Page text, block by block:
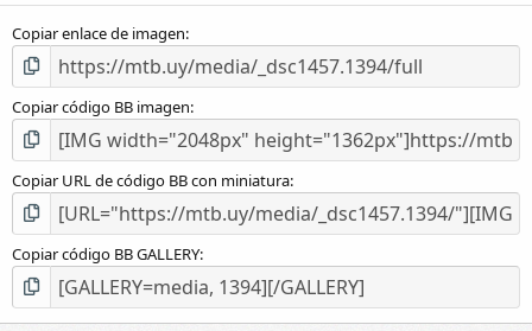
l
(
)
Copiar enlace de imagen
Copiar código BB imagen
Copiar URL de código BB con miniatura
Copiar código BB GALLERY